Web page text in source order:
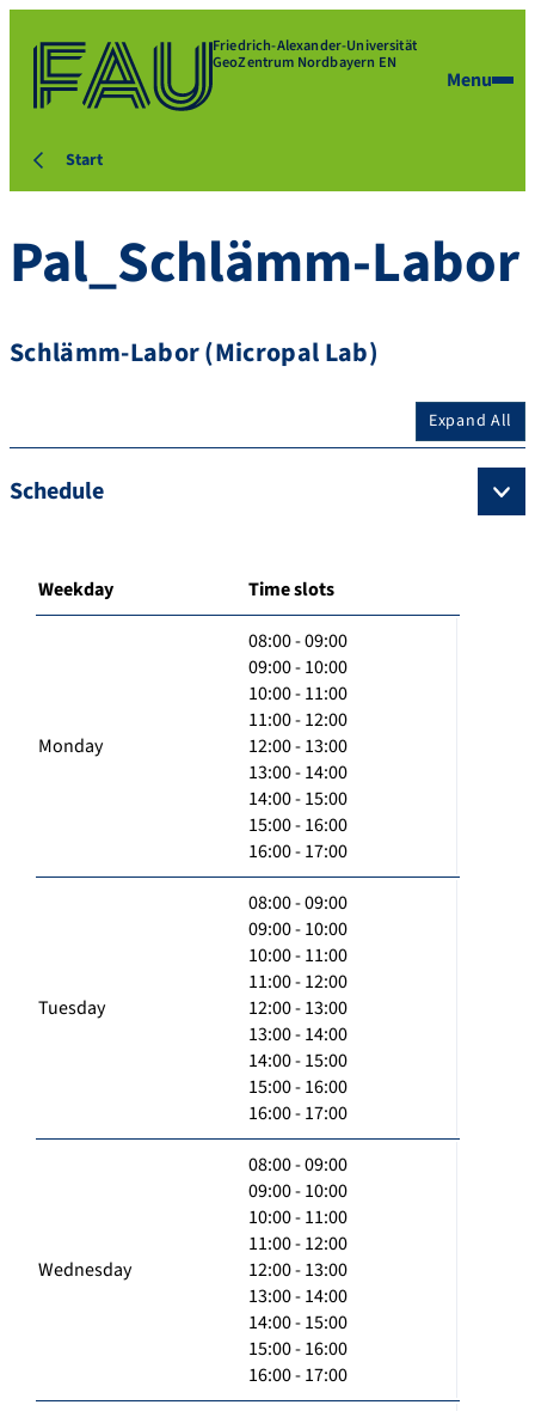
Friedrich-Alexander-Universität
GeoZentrum Nordbayern EN
Menu
Start
Pal_Schlämm-Labor
Schlämm-Labor (Micropal Lab)
Expand All
Schedule
Weekday Time slots
Monday
08:00 - 09:00
09:00 - 10:00
10:00 - 11:00
11:00 - 12:00
12:00 - 13:00
13:00 - 14:00
14:00 - 15:00
15:00 - 16:00
16:00 - 17:00
Tuesday
08:00 - 09:00
09:00 - 10:00
10:00 - 11:00
11:00 - 12:00
12:00 - 13:00
13:00 - 14:00
14:00 - 15:00
15:00 - 16:00
16:00 - 17:00
Wednesday
08:00 - 09:00
09:00 - 10:00
10:00 - 11:00
11:00 - 12:00
12:00 - 13:00
13:00 - 14:00
14:00 - 15:00
15:00 - 16:00
16:00 - 17:00